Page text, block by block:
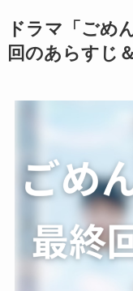
ドラマ「ごめ
回のあらすじ